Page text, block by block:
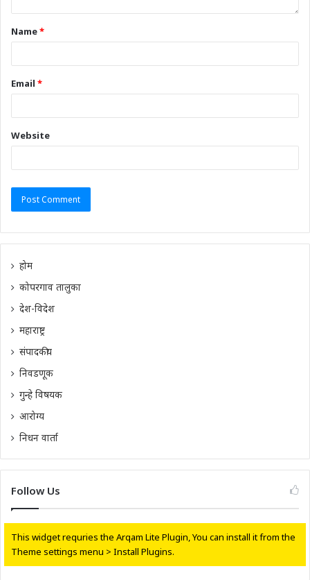
Name*
Email *
Website
होम
कोपरगाव तालुका
देश-विदेश
महाराष्ट्र
संपादकीय
निवडणूक
गुन्हे विषयक
आरोग्य
निधन वार्ता
Follow Us
This widget requries the Arqam Lite Plugin, You can install it from the
Theme settings menu > Install Plugins.